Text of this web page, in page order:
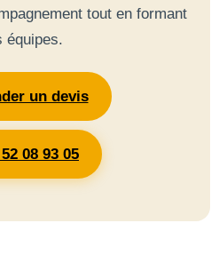
tout en formant
équipes.
un devis
08 93 05